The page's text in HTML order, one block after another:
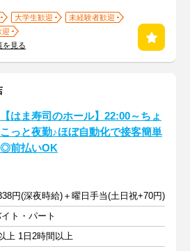
大学生歓迎
未経験者歓迎
迎
を見る
【はま寿司のホール】22:00～ちょ
こっと夜勤♪ほぼ自動化で接客簡単
◎前払いOK
円(深夜時給)＋曜日手当(土日祝+70円)
ト・パート
上 1日2時間以上